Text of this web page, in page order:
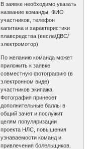
В заявке необходимо указать
название команды, ФИО
участников, телефон
капитана и характеристики
плавсредства (весла/ДВС/
электромотор)
По желанию команда может
приложить к заявке
совместную фотографию (в
электронном виде)
участников экипажа.
Фотография принесет
дополнительные баллы в
общий зачет и послужит
целям популяризации
проекта НЛС, повышения
узнаваемости команд и
привлечения болельщиков.